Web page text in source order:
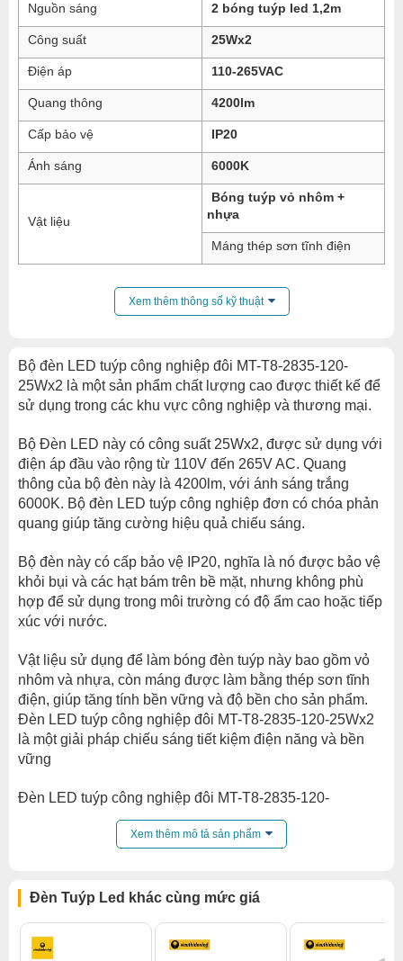
Nguồn sáng 2 bóng tuýp led 1,2m
Công suất 25Wx2
Điện áp 110-265VAC
Quang thông 4200lm
Cấp bảo vệ IP20
Ánh sáng 6000K
Vật liệu
Bóng tuýp vỏ nhôm +
nhựa
Máng thép sơn tĩnh điện
Xem thêm thông số kỹ thuật
Bộ đèn LED tuýp công nghiệp đôi MT-T8-2835-120-
25Wx2 là một sản phẩm chất lượng cao được thiết kế để
sử dụng trong các khu vực công nghiệp và thương mại.
Bộ Đèn LED này có công suất 25Wx2, được sử dụng với
điện áp đầu vào rộng từ 110V đến 265V AC. Quang
thông của bộ đèn này là 4200lm, với ánh sáng trắng
6000K. Bộ đèn LED tuýp công nghiệp đơn có chóa phản
quang giúp tăng cường hiệu quả chiếu sáng.
Bộ đèn này có cấp bảo vệ IP20, nghĩa là nó được bảo vệ
khỏi bụi và các hạt bám trên bề mặt, nhưng không phù
hợp để sử dụng trong môi trường có độ ẩm cao hoặc tiếp
xúc với nước.
Vật liệu sử dụng để làm bóng đèn tuýp này bao gồm vỏ
nhôm và nhựa, còn máng được làm bằng thép sơn tĩnh
điện, giúp tăng tính bền vững và độ bền cho sản phẩm.
Đèn LED tuýp công nghiệp đôi MT-T8-2835-120-25Wx2
là một giải pháp chiếu sáng tiết kiệm điện năng và bền
vững
Đèn LED tuýp công nghiệp đôi MT-T8-2835-120-
là một giải pháp chiếu sáng hiệu quả và tiết kiệm
năng lượng cho các ứng dụng trong các khu vực công
thương mại và nhiều ứng dụng khác.
Với ánh sáng trắng 6000K và cấp bảo vệ IP20, đèn LED
tuýp công nghiệp
đôi MT-T8-2835-120-25Wx2là một lựa
Xem thêm mô tả sản phẩm
Đèn Tuýp Led khác cùng mức giá